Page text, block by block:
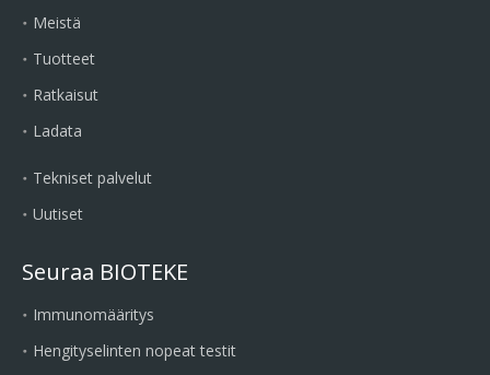
Meistä
Tuotteet
Ratkaisut
Ladata
Tekniset palvelut
Uutiset
Seuraa BIOTEKE
Immunomääritys
Hengityselinten nopeat testit